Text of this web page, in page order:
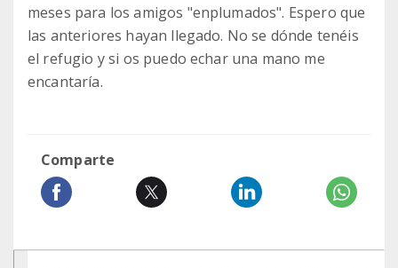
meses para los amigos "enplumados". Espero que
las anteriores hayan llegado. No se dónde tenéis
el refugio y si os puedo echar una mano me
encantaría.
Comparte